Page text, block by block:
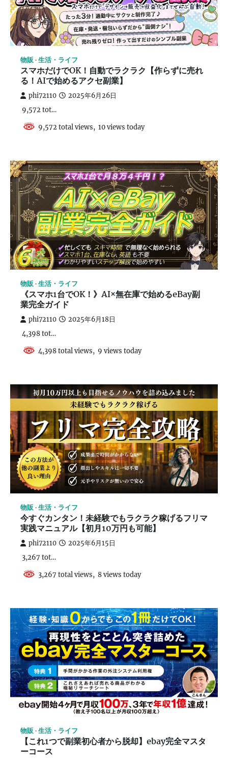
物販 生活・ライフ
スマホだけでOK！自動でラクラク【作らずに売れ
る！AIで始めるアクセ副業】
phi72110 2025年6月26日
9,572 tot…
9,572 total views, 10 views today
物販 生活・ライフ
《スマホ1台でOK！》AI×無在庫で始めるeBay副
業完全ガイド
phi72110 2025年6月18日
4,398 tot…
4,398 total views, 9 views today
物販 生活・ライフ
今すぐカンタン！未経験でもラクラク稼げるフリマ
実践マニュアル【初月10万円も可能】
phi72110 2025年6月15日
3,267 tot…
3,267 total views, 8 views today
物販 生活・ライフ
【これ1つで副業初心者から脱却】ebay完全マスタ
ーコース